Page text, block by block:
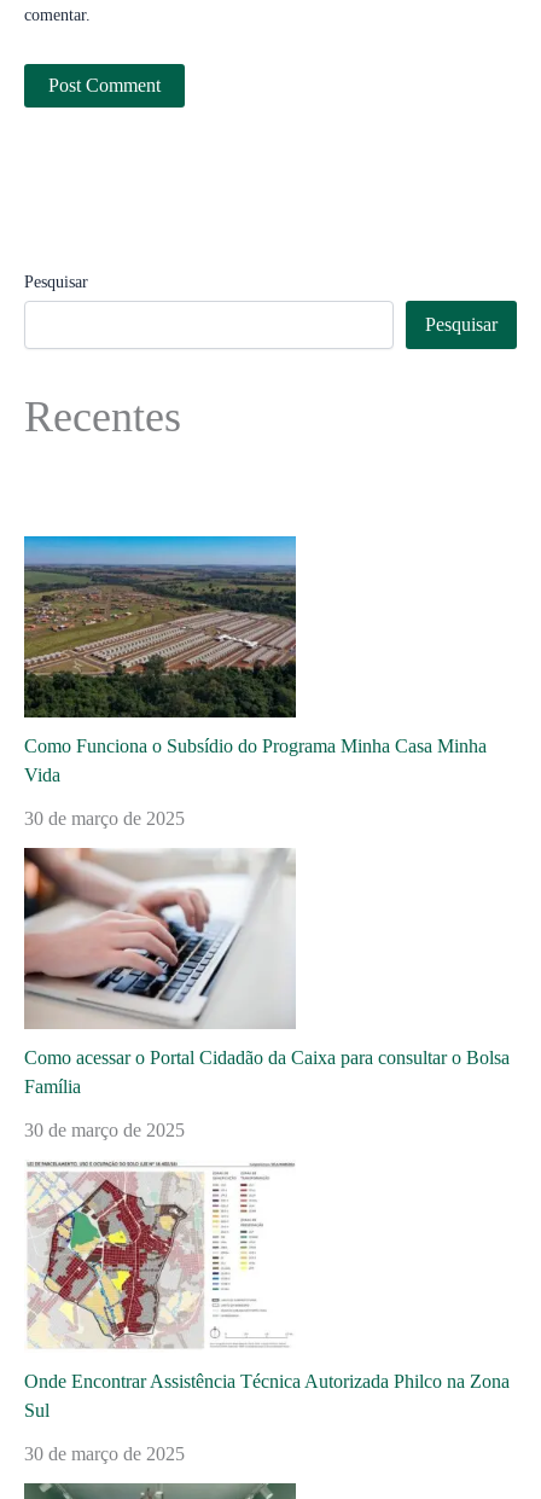
comentar.
Pesquisar
Pesquisar
Recentes
Como Funciona o Subsídio do Programa Minha Casa Minha
Vida
30 de março de 2025
Como acessar o Portal Cidadão da Caixa para consultar o Bolsa
Família
30 de março de 2025
Onde Encontrar Assistência Técnica Autorizada Philco na Zona
Sul
30 de março de 2025